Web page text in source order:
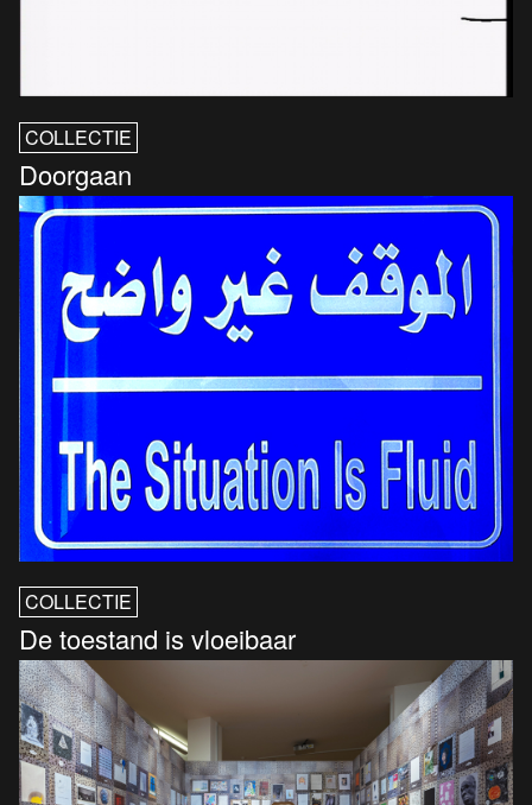
COLLECTIE
Doorgaan
COLLECTIE
De toestand is vloeibaar